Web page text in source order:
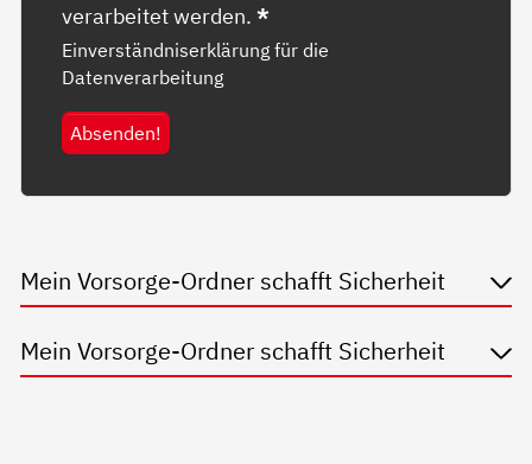
verarbeitet werden.*
Einverständniserklärung für die
Datenverarbeitung
Absenden!
Mein Vorsorge-Ordner schafft Sicherheit
Mein Vorsorge-Ordner schafft Sicherheit